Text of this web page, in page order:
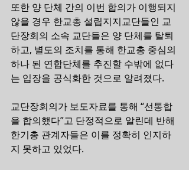
또한 양 단체 간의 이번 합의가 이행되지
않을 경우 한교총 설립지지교단들인 교
단장회의 소속 교단들은 양 단체를 탈퇴
하고, 별도의 조치를 통해 한교총 중심의
하나 된 연합단체를 추진할 수밖에 없다
는 입장을 공식화한 것으로 알려졌다.
교단장회의가 보도자료를 통해 “선통합
을 합의했다”고 단정적으로 알린데 반해
한기총 관계자들은 이를 정확히 인지하
지 못하고 있었다.